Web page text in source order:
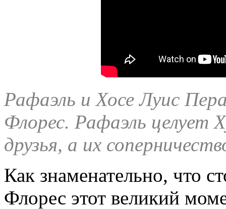
Рафаэль и Хосе Луис
Флорес. Рафаэль целует
друзья, а их
Как знаменательно, что
Флорес этот великий